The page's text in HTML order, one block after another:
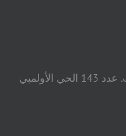
دار الجامعات الرياضية ص.ب. عدد 143 الحي الأولمبي